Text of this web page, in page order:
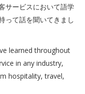
サービスにおいて語学
って話を聞いてきまし
learned throughout
in any industry,
hospitality, travel,